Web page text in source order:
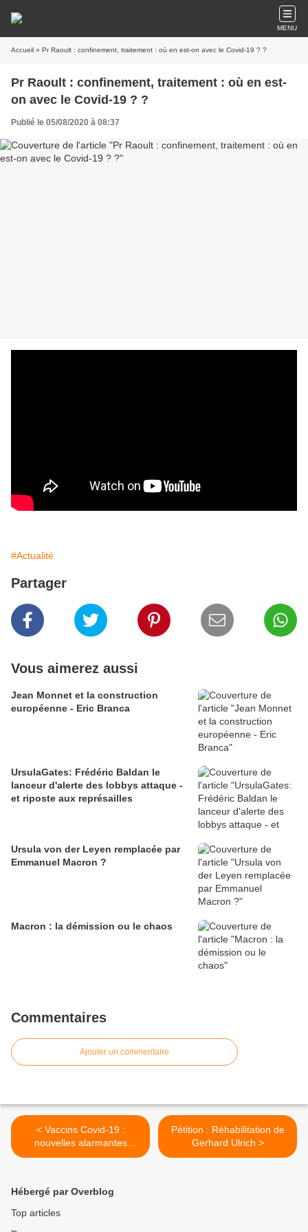
MENU
Accueil » Pr Raoult : confinement, traitement : où en est-on avec le Covid-19 ? ?
Pr Raoult : confinement, traitement : où en est-
on avec le Covid-19 ? ?
Publié le 05/08/2020 à 08:37
#Actualité
Partager
Vous aimerez aussi
Jean Monnet et la construction
européenne - Eric Branca
UrsulaGates: Frédéric Baldan le
lanceur d'alerte des lobbys attaque -
et riposte aux représailles
Ursula von der Leyen remplacée par
Emmanuel Macron ?
Macron : la démission ou le chaos
Commentaires
Ajouter un commentaire
< Vaccins Covid-19 :
nouvelles alarmantes
d'Europe
Pétition : Réhabilitation de
Gerhard Ulrich >
Hébergé par Overblog
Top articles